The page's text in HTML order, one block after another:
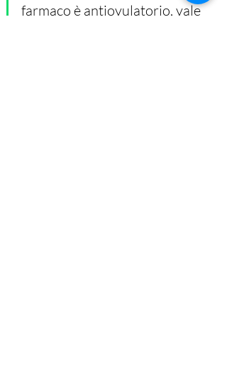
farmaco è antiovulatorio, vale